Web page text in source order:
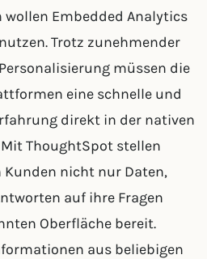
Embedded Analytics
Trotz zunehmender
müssen die
eine schnelle und
direkt in der nativen
ThoughtSpot stellen
nicht nur Daten,
auf ihre Fragen
Oberfläche bereit.
aus beliebigen